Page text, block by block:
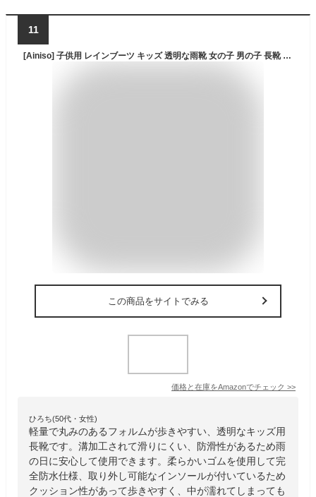
11
[Ainiso] 子供用 レインブーツ キッズ 透明な雨靴 女の子 男の子 長靴 雨靴 防水 子ども 幼児 小学生 通園 通学 雨具 軽量 軽い おしゃれ(ブラック 19)
この商品をサイトでみる
価格と在庫をAmazonでチェック >>
ひろち(50代・女性)
軽量で丸みのあるフォルムが歩きやすい、透明なキッズ用
長靴です。溝加工されて滑りにくい、防滑性があるため雨
の日に安心して使用できます。柔らかいゴムを使用して完
全防水仕様、取り外し可能なインソールが付いているため
クッション性があって歩きやすく、中が濡れてしまっても